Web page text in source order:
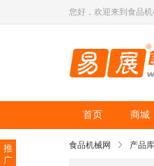
您好，欢迎来到食品机
首页 商城
食品机械网 产品库
推
广